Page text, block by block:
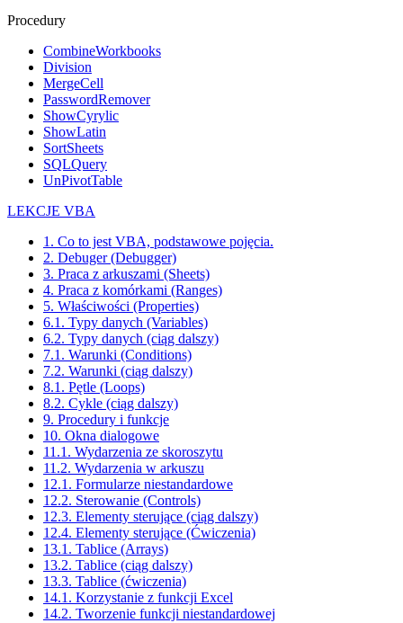
Procedury
CombineWorkbooks
Division
MergeCell
PasswordRemover
ShowCyrylic
ShowLatin
SortSheets
SQLQuery
UnPivotTable
LEKCJE VBA
1. Co to jest VBA, podstawowe pojęcia.
2. Debuger (Debugger)
3. Praca z arkuszami (Sheets)
4. Praca z komórkami (Ranges)
5. Właściwości (Properties)
6.1. Typy danych (Variables)
6.2. Typy danych (ciąg dalszy)
7.1. Warunki (Conditions)
7.2. Warunki (ciąg dalszy)
8.1. Pętle (Loops)
8.2. Cykle (ciąg dalszy)
9. Procedury i funkcje
10. Okna dialogowe
11.1. Wydarzenia ze skoroszytu
11.2. Wydarzenia w arkuszu
12.1. Formularze niestandardowe
12.2. Sterowanie (Controls)
12.3. Elementy sterujące (ciąg dalszy)
12.4. Elementy sterujące (Ćwiczenia)
13.1. Tablice (Arrays)
13.2. Tablice (ciąg dalszy)
13.3. Tablice (ćwiczenia)
14.1. Korzystanie z funkcji Excel
14.2. Tworzenie funkcji niestandardowej